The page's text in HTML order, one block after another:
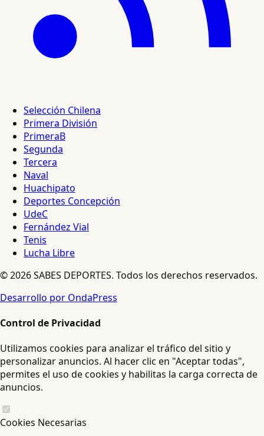
Selección Chilena
Primera División
PrimeraB
Segunda
Tercera
Naval
Huachipato
Deportes Concepción
UdeC
Fernández Vial
Tenis
Lucha Libre
© 2026 SABES DEPORTES. Todos los derechos reservados.
Desarrollo por OndaPress
Control de Privacidad
Utilizamos cookies para analizar el tráfico del sitio y
personalizar anuncios. Al hacer clic en "Aceptar todas",
permites el uso de cookies y habilitas la carga correcta de
anuncios.
Cookies Necesarias